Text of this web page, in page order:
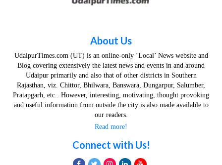
About Us
UdaipurTimes.com (UT) is an online-only ‘Local’ News website and
Blog covering extensively the latest news and events in and around
Udaipur primarily and also that of other districts in Southern
Rajasthan, viz. Chittor, Bhilwara, Banswara, Dungarpur, Salumber,
Pratapgarh, etc.. However, interesting, motivating, thought provoking
and useful information from outside the city is also made available to
our readers.
Read more!
Connect with Us!